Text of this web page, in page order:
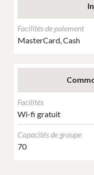
Facilités de paiement
MasterCard, Cash
Facilités
Wi-fi gratuit
Capacités de groupe
70